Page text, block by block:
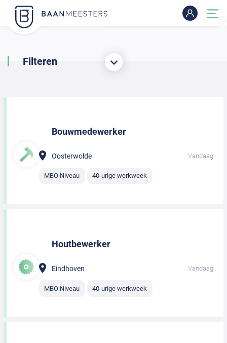
Filteren
Bouwmedewerker
Oosterwolde Vandaag
MBO Niveau 40-urige werkweek
Houtbewerker
Eindhoven Vandaag
MBO Niveau 40-urige werkweek